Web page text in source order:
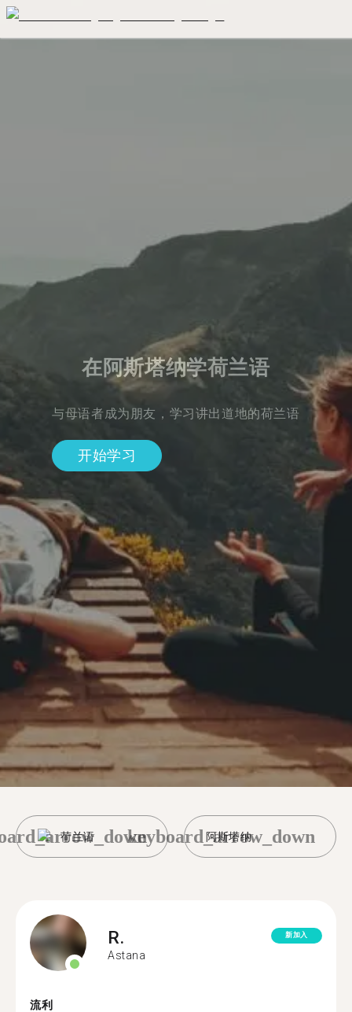
在阿斯塔纳学荷兰语
与母语者成为朋友，学习讲出道地的荷兰语
开始学习
荷兰语 阿斯塔纳
keyboard_arrow_down
R.
Astana
新加入
流利